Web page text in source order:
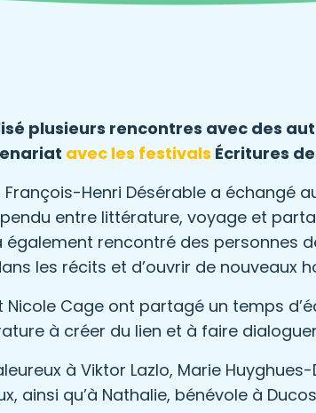
plusieurs rencontres avec des
avec les festivals Écritures
Henri Désérable a échangé
entre littérature, voyage et
également rencontré des personnes
les récits et d’ouvrir de nouveaux
Nicole Cage ont partagé un temps
à créer du lien et à faire
à Viktor Lazlo, Marie
ainsi qu’à Nathalie, bénévole à